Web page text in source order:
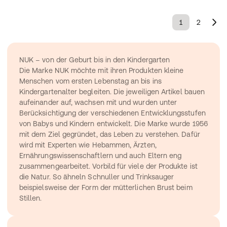
1 2
NUK – von der Geburt bis in den Kindergarten
Die Marke NUK möchte mit ihren Produkten kleine
Menschen vom ersten Lebenstag an bis ins
Kindergartenalter begleiten. Die jeweiligen Artikel bauen
aufeinander auf, wachsen mit und wurden unter
Berücksichtigung der verschiedenen Entwicklungsstufen
von Babys und Kindern entwickelt. Die Marke wurde 1956
mit dem Ziel gegründet, das Leben zu verstehen. Dafür
wird mit Experten wie Hebammen, Ärzten,
Ernährungswissenschaftlern und auch Eltern eng
zusammengearbeitet. Vorbild für viele der Produkte ist
die Natur. So ähneln Schnuller und Trinksauger
beispielsweise der Form der mütterlichen Brust beim
Stillen.